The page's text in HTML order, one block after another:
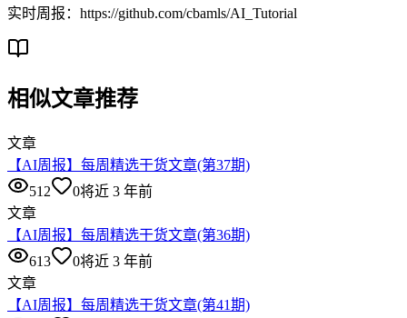
实时周报：https://github.com/cbamls/AI_Tutorial
相似文章推荐
文章
【AI周报】每周精选干货文章(第37期)
512
0将近 3 年前
文章
【AI周报】每周精选干货文章(第36期)
613
0将近 3 年前
文章
【AI周报】每周精选干货文章(第41期)